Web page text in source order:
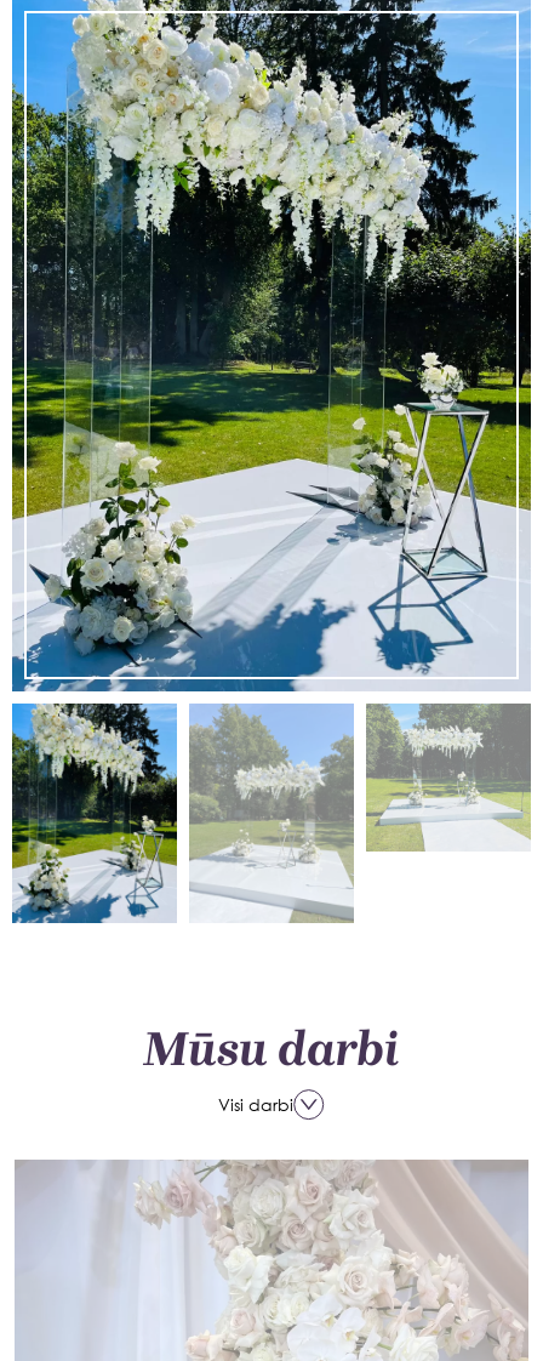
Mūsu darbi
Visi darbi